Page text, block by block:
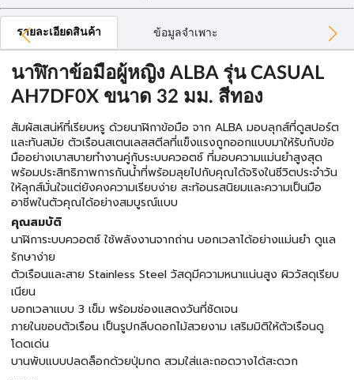
รายละเอียดสินค้า ข้อมูลจำเพาะ
นาฬิกาข้อมือผู้หญิง ALBA รุ่น CASUAL
AH7DF0X ขนาด 32 มม. สีทอง
สัมผัสเสน่ห์ที่เรียบหรู ด้วยนาฬิกาข้อมือ จาก ALBA มอบลุกส์ที่ดูสปอร์ต
และทันสมัย ตัวเรือนสเตนเลสสตีลที่แข็งแรงถูกออกแบบมาให้รับกับข้อ
มืออย่างเบาสบายทำงานคู่กับระบบควอตซ์ ที่มอบความแม่นยำสูงสุด
พร้อมประสิทธิภาพการกันน้ำที่พร้อมลุยไปกับคุณได้จริงในชีวิตประจำวัน
ให้ลุกส์มั่นใจแต่ยังคงความเรียบง่าย สะท้อนรสนิยมและความเป็นมือ
อาชีพในตัวคุณได้อย่างสมบูรณ์แบบ
คุณสมบัติ
นาฬิการะบบควอตซ์ ใช้พลังงานจากถ่าน บอกเวลาได้อย่างแม่นยำ ดูแล
รักษาง่าย
ตัวเรือนและสาย Stainless Steel วัสดุมีความหนาแน่นสูง ผิววัสดุเรียบ
เนียน
บอกเวลาแบบ 3 เข็ม พร้อมช่องแสดงวันที่ชัดเจน
ภายในขอบตัวเรือน เป็นรูปกลีบดอกไม้สวยงาม เสริมมิติให้ตัวเรือนดู
โดดเด่น
บานพับแบบปลดล็อกด้วยปุ่มกด สวมใส่และถอดวางได้สะดวก